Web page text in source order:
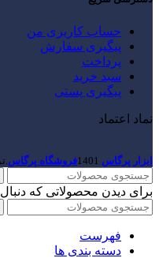
حساب کاربری من
پیگیری سفارش
پرداخت
سبد خرید
پیگیری پستی
نماد اعتماد
ابزار پرگاس 1401فروشگاه پرگاس
برای دیدن محصولاتی که
فهرست
دسته بندی ها